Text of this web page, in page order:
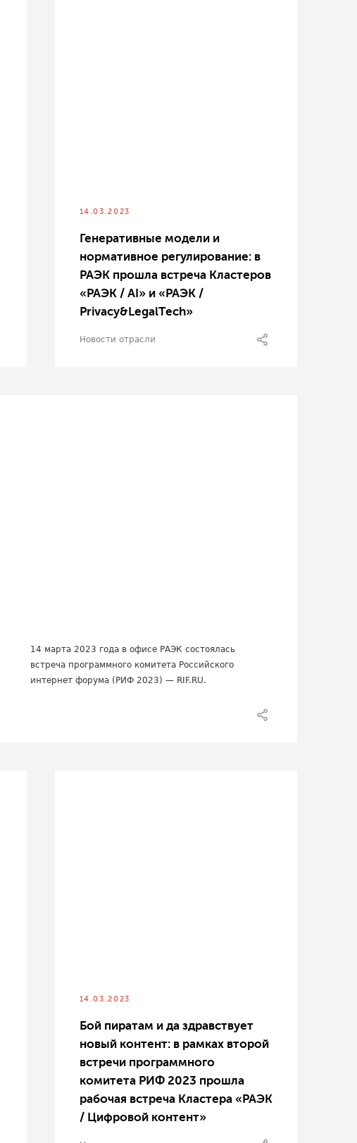
14.03.2023
Генеративные модели и
нормативное регулирование: в
РАЭК прошла встреча Кластеров
«РАЭК / AI» и «РАЭК /
Privacy&LegalTech»
Новости отрасли
14 марта 2023 года в офисе РАЭК состоялась
встреча программного комитета Российского
интернет форума (РИФ 2023) — RIF.RU.
14.03.2023
Бой пиратам и да здравствует
новый контент: в рамках второй
встречи программного
комитета РИФ 2023 прошла
рабочая встреча Кластера «РАЭК
/ Цифровой контент»